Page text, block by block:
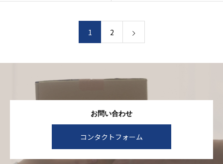
1 2
お問い合わせ
コンタクトフォーム